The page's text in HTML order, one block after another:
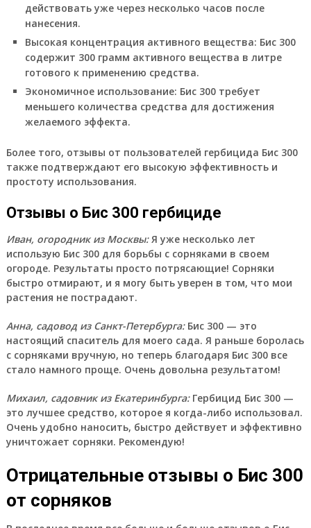
действовать уже через несколько часов после
нанесения.
Высокая концентрация активного вещества: Бис 300
содержит 300 грамм активного вещества в литре
готового к применению средства.
Экономичное использование: Бис 300 требует
меньшего количества средства для достижения
желаемого эффекта.
Более того, отзывы от пользователей гербицида Бис 300
также подтверждают его высокую эффективность и
простоту использования.
Отзывы о Бис 300 гербициде
Иван, огородник из Москвы:Я уже несколько лет
использую Бис 300 для борьбы с сорняками в своем
огороде. Результаты просто потрясающие! Сорняки
быстро отмирают, и я могу быть уверен в том, что мои
растения не пострадают.
Анна, садовод из Санкт-Петербурга:Бис 300 — это
настоящий спаситель для моего сада. Я раньше боролась
с сорняками вручную, но теперь благодаря Бис 300 все
стало намного проще. Очень довольна результатом!
Михаил, садовник из Екатеринбурга:Гербицид Бис 300 —
это лучшее средство, которое я когда-либо использовал.
Очень удобно наносить, быстро действует и эффективно
уничтожает сорняки. Рекомендую!
Отрицательные отзывы о Бис 300
от сорняков